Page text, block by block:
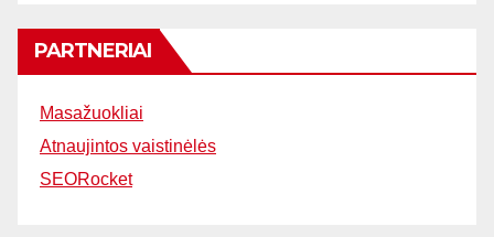
PARTNERIAI
Masažuokliai
Atnaujintos vaistinėlės
SEORocket